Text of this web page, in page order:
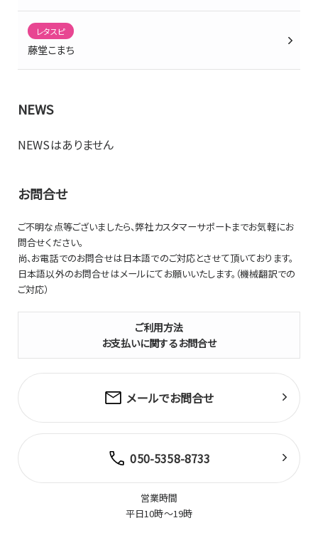
レタスピ
藤堂こまち
NEWS
NEWSはありません
お問合せ
ご不明な点等ございましたら、弊社カスタマーサポートまでお気軽にお
問合せください。
尚、お電話でのお問合せは日本語でのご対応とさせて頂いております。
日本語以外のお問合せはメールにてお願いいたします。（機械翻訳での
ご対応）
ご利用方法
お支払いに関するお問合せ
メールでお問合せ
050-5358-8733
営業時間
平日10時～19時